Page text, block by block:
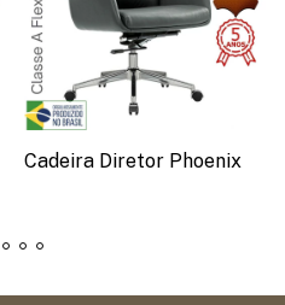
Cadeira Diretor Phoenix